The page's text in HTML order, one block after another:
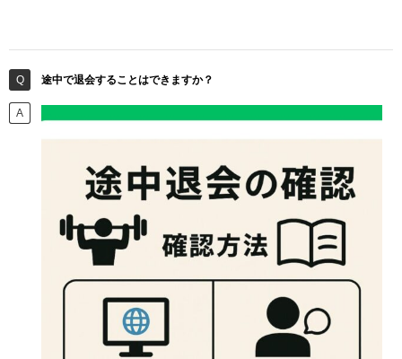
途中で退会することはできますか？